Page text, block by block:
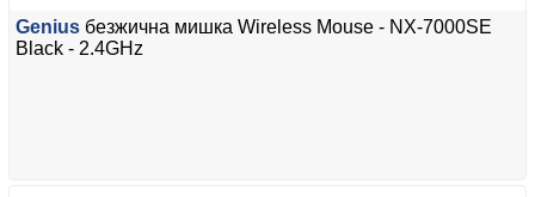
Genius безжична мишка Wireless Mouse - NX-7000SE
Black - 2.4GHz